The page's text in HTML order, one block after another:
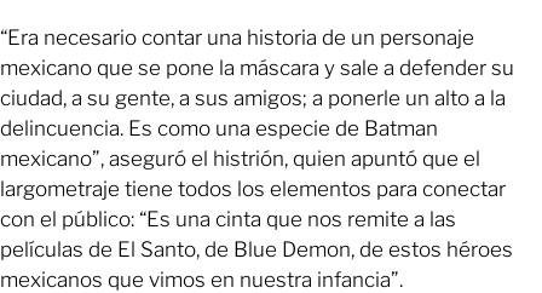
“Era necesario contar una historia de un personaje
mexicano que se pone la máscara y sale a defender su
ciudad, a su gente, a sus amigos; a ponerle un alto a la
delincuencia. Es como una especie de Batman
mexicano”, aseguró el histrión, quien apuntó que el
largometraje tiene todos los elementos para conectar
con el público: “Es una cinta que nos remite a las
películas de El Santo, de Blue Demon, de estos héroes
mexicanos que vimos en nuestra infancia”.